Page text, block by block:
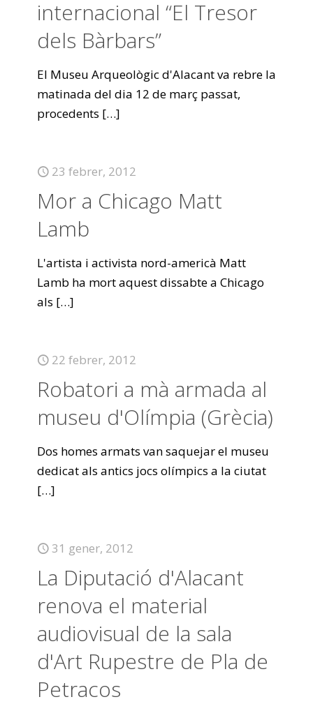
internacional “El Tresor
dels Bàrbars”
El Museu Arqueològic d'Alacant va rebre la
matinada del dia 12 de març passat,
procedents […]
23 febrer, 2012
Mor a Chicago Matt
Lamb
L'artista i activista nord-americà Matt
Lamb ha mort aquest dissabte a Chicago
als […]
22 febrer, 2012
Robatori a mà armada al
museu d'Olímpia (Grècia)
Dos homes armats van saquejar el museu
dedicat als antics jocs olímpics a la ciutat
[…]
31 gener, 2012
La Diputació d'Alacant
renova el material
audiovisual de la sala
d'Art Rupestre de Pla de
Petracos